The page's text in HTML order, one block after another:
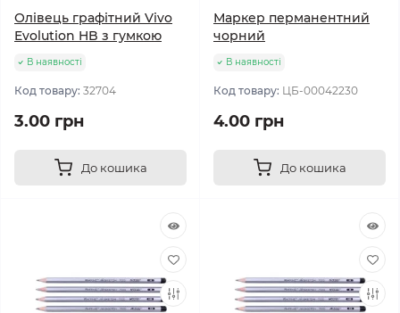
Олівець графітний Vivo
Evolution HB з гумкою
В наявності
Код товару: 32704
3.00 грн
До кошика
Маркер перманентний
чорний
В наявності
Код товару: ЦБ-00042230
4.00 грн
До кошика